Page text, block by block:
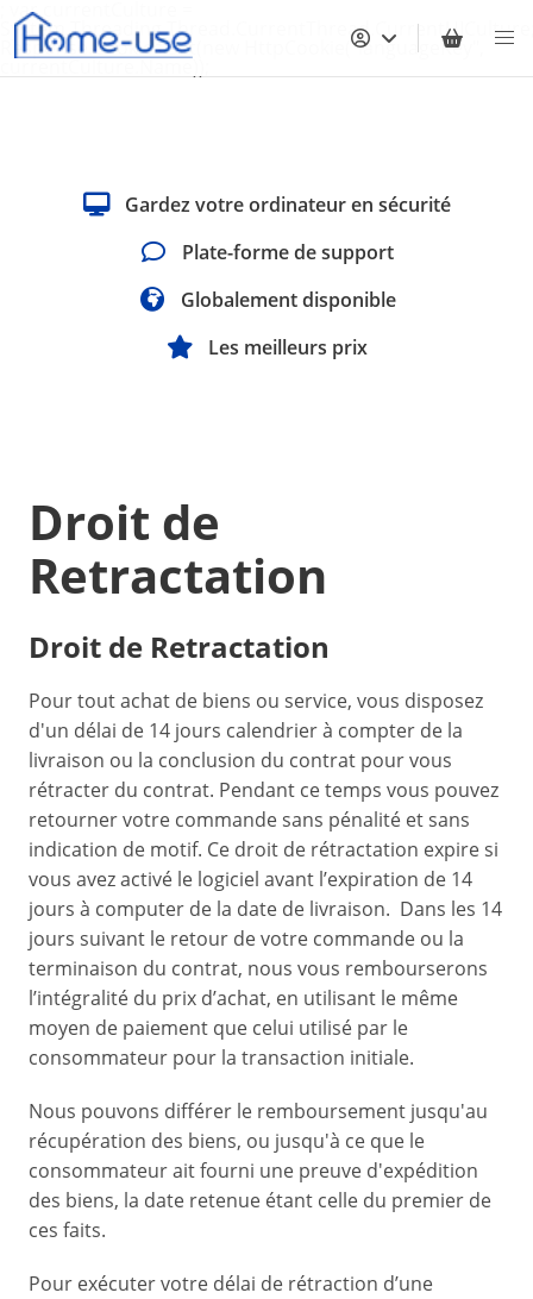
; var currentCulture =
Response.Cookies.Set(new HttpCookie("languageKey",
currentCulture.Name));
Gardez votre ordinateur en sécurité
Plate-forme de support
Globalement disponible
Les meilleurs prix
Droit de
Retractation
Droit de Retractation
Pour tout achat de biens ou service, vous disposez
d'un délai de 14 jours calendrier à compter de la
livraison ou la conclusion du contrat pour vous
rétracter du contrat. Pendant ce temps vous pouvez
retourner votre commande sans pénalité et sans
indication de motif. Ce droit de rétractation expire si
vous avez activé le logiciel avant l’expiration de 14
jours à computer de la date de livraison. Dans les 14
jours suivant le retour de votre commande ou la
terminaison du contrat, nous vous rembourserons
l’intégralité du prix d’achat, en utilisant le même
moyen de paiement que celui utilisé par le
consommateur pour la transaction initiale.
Nous pouvons différer le remboursement jusqu'au
récupération des biens, ou jusqu'à ce que le
consommateur ait fourni une preuve d'expédition
des biens, la date retenue étant celle du premier de
ces faits.
Pour exécuter votre délai de rétraction d’une